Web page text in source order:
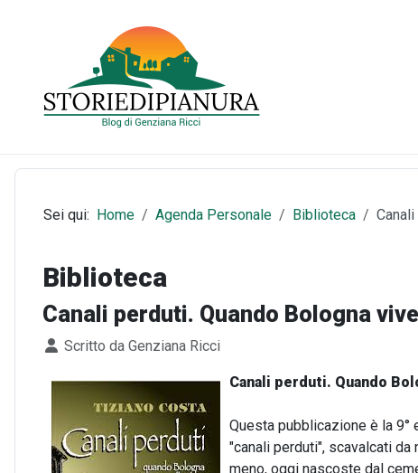
Sei qui: Home Agenda Personale Biblioteca
Biblioteca
Canali perduti. Quando Bologna
Dettagli
Scritto da Genziana Ricci
Canali perduti. Quando
Questa pubblicazione è la
"canali perduti", scavalcati
meno, oggi nascoste dal